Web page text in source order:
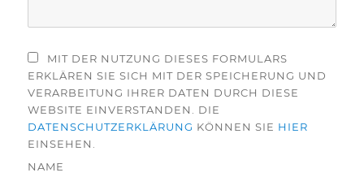
MIT DER NUTZUNG DIESES FORMULARS
ERKLÄREN SIE SICH MIT DER SPEICHERUNG UND
VERARBEITUNG IHRER DATEN DURCH DIESE
WEBSITE EINVERSTANDEN. DIE
DATENSCHUTZERKLÄRUNG KÖNNEN SIE HIER
EINSEHEN.
NAME